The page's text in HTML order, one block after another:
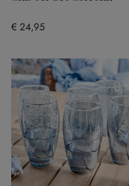
€ 24,95